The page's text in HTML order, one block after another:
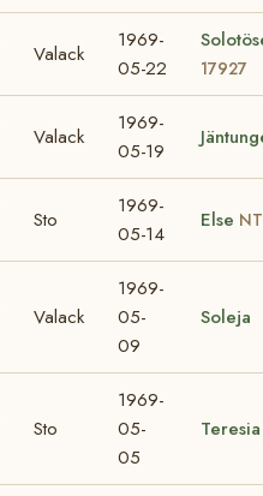
Valack
1969-
05-22
17927
Valack
1969-
05-19
Sto
1969-
05-14
Else
Valack
1969-
05-
09
Soleja
Sto
1969-
05-
05
Teresia